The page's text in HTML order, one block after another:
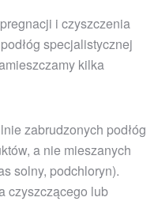
i czyszczenia
specjalistycznej
kilka
zabrudzonych podłóg
a nie mieszanych
solny, podchloryn).
czyszczącego lub